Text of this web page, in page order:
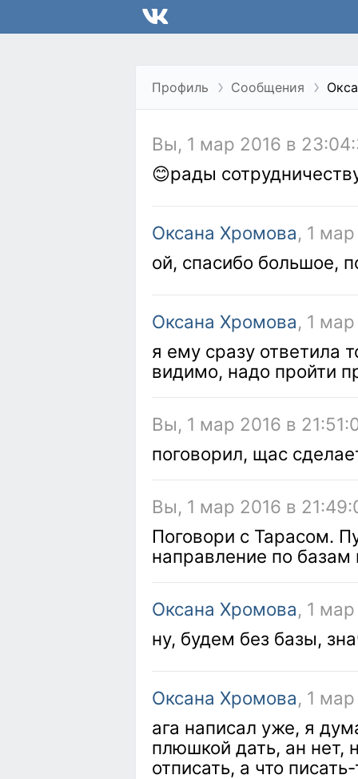
Профиль Сообщения
Вы, 1 мар 2016 в
😊рады
Оксана Хромова, 1
ой, спасибо большое,
Оксана Хромова, 1
я ему сразу ответила
видимо, надо пройти
Вы, 1 мар 2016 в
поговорил, щас
Вы, 1 мар 2016 в
Поговори с Тарасом.
направление по базам
Оксана Хромова, 1
ну, будем без базы,
Оксана Хромова, 1
ага написал уже, я
плюшкой дать, ан нет,
отписать, а что